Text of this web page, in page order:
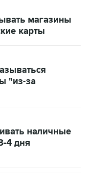
карты
"из-за
дня